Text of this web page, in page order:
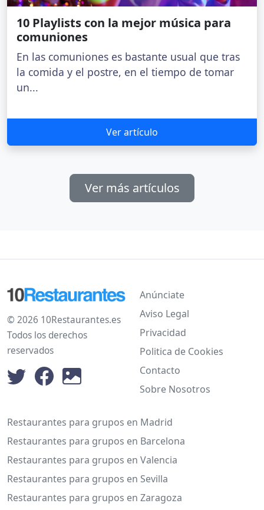
10 Playlists con la mejor música para
comuniones
En las comuniones es bastante usual que tras
la comida y el postre, en el tiempo de tomar
un...
Ver artículo
Ver más artículos
© 2026 10Restaurantes.es
Todos los derechos
reservados
Anúnciate
Aviso Legal
Privacidad
Politica de Cookies
Contacto
Sobre Nosotros
Restaurantes para grupos en Madrid
Restaurantes para grupos en Barcelona
Restaurantes para grupos en Valencia
Restaurantes para grupos en Sevilla
Restaurantes para grupos en Zaragoza